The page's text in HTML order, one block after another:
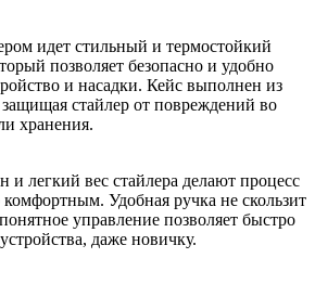
идет стильный и термостойкий
позволяет безопасно и удобно
и насадки. Кейс выполнен из
стайлер от повреждений во
хранения.
легкий вес стайлера делают процесс
Удобная ручка не скользит
управление позволяет быстро
даже новичку.